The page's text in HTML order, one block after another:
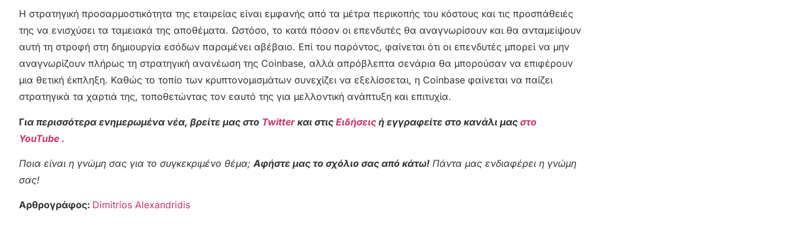
Η στρατηγική προσαρμοστικότητα της εταιρείας είναι εμφανής από τα μέτρα περικοπής του κόστους και τις προσπάθειές
της να ενισχύσει τα ταμειακά της αποθέματα. Ωστόσο, το κατά πόσον οι επενδυτές θα αναγνωρίσουν και θα ανταμείψουν
αυτή τη στροφή στη δημιουργία εσόδων παραμένει αβέβαιο. Επί του παρόντος, φαίνεται ότι οι επενδυτές μπορεί να μην
αναγνωρίζουν πλήρως τη στρατηγική ανανέωση της Coinbase, αλλά απρόβλεπτα σενάρια θα μπορούσαν να επιφέρουν
μια θετική έκπληξη. Καθώς το τοπίο των κρυπτονομισμάτων συνεχίζει να εξελίσσεται, η Coinbase φαίνεται να παίζει
στρατηγικά τα χαρτιά της, τοποθετώντας τον εαυτό της για μελλοντική ανάπτυξη και επιτυχία.
Για περισσότερα ενημερωμένα νέα, βρείτε μας στο Twitter και στις Ειδήσεις ή εγγραφείτε στο κανάλι μας στο
YouTube .
Ποια είναι η γνώμη σας για το συγκεκριμένο θέμα;Αφήστε μας το σχόλιο σας από κάτω! Πάντα μας ενδιαφέρει η γνώμη
σας!
Αρθρογράφος: Dimitrios Alexandridis